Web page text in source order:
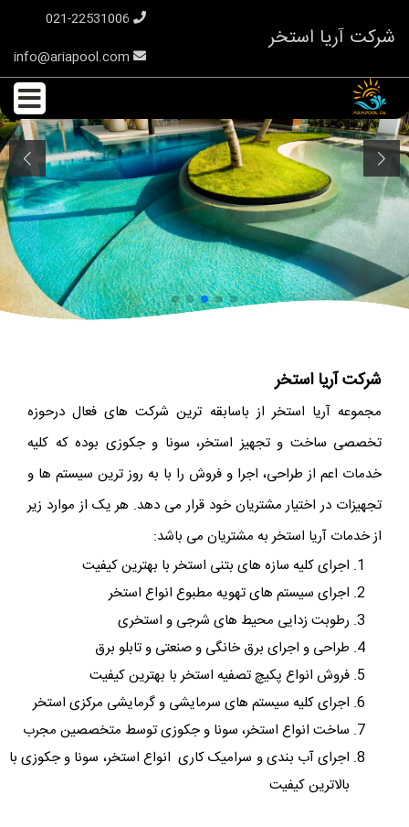
شرکت آریا استخر
شرکت آریا استخر
مجموعه آریا استخر از باسابقه ترین شرکت های فعال درحوزه
تخصصی ساخت و تجهیز استخر، سونا و جکوزی بوده که کلیه
خدمات اعم از طراحی، اجرا و فروش را با به روز ترین سیستم ها و
تجهیزات در اختیار مشتریان خود قرار می دهد. هر یک از موارد زیر
از خدمات آریا استخر به مشتریان می باشد:
اجرای کلیه سازه های بتنی استخر با بهترین کیفیت
اجرای سیستم های تهویه مطبوع انواع استخر
رطوبت زدایی محیط های شرجی و استخری
طراحی و اجرای برق خانگی و صنعتی و تابلو برق
فروش انواع پکیچ تصفیه استخر با بهترین کیفیت
اجرای کلیه سیستم های سرمایشی و گرمایشی مرکزی استخر
ساخت انواع استخر، سونا و جکوزی توسط متخصصین مجرب
اجرای آب بندی و سرامیک کاری انواع استخر، سونا و جکوزی با
بالاترین کیفیت